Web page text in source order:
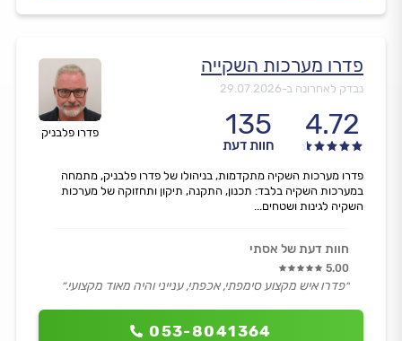
פדרו פלבניק
פדרו מערכות השקייה
נבדק לאחרונה ב-29.07.2026
4.72
135
חוות דעת
053-8041364
פדרו מערכות השקיה מתקדמות, בניהולו של פדרו פלבניק, מתמחה
במערכות השקיה בלבד: תכנון, התקנה, תיקון ותחזוקה של מערכות
השקיה לגינות ושטחים...
חוות דעת של אסתי
5.00
״פדרו איש מקצוע סימפתי, אכפתי, ענייני והיה מאוד מקצועי.״